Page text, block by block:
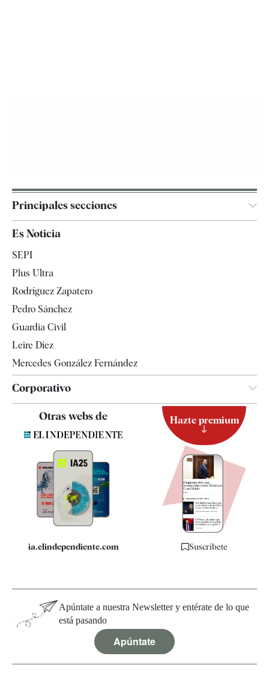
Principales secciones
España
Televisión
Es Noticia
SEPI
Plus Ultra
Rodríguez Zapatero
Pedro Sánchez
Guardia Civil
Leire Díez
Mercedes González Fernández
Corporativo
Contacto
Quiénes somos
Especificaciones
Otras webs de
ia.elindependiente.com
Hazte premium
Suscríbete
Apúntate a nuestra Newsletter y entérate de lo que
está pasando
Apúntate